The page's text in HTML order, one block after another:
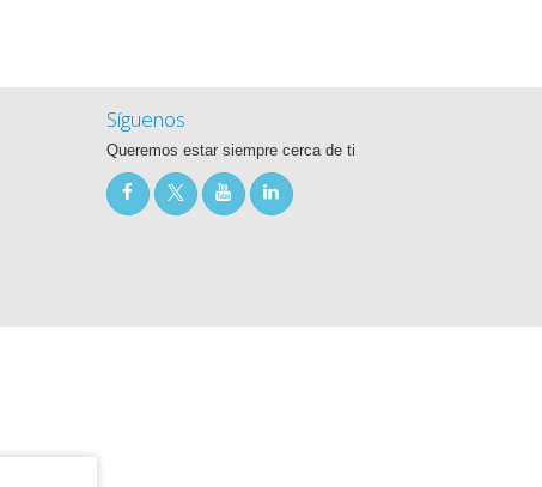
Síguenos
Queremos estar siempre cerca de ti